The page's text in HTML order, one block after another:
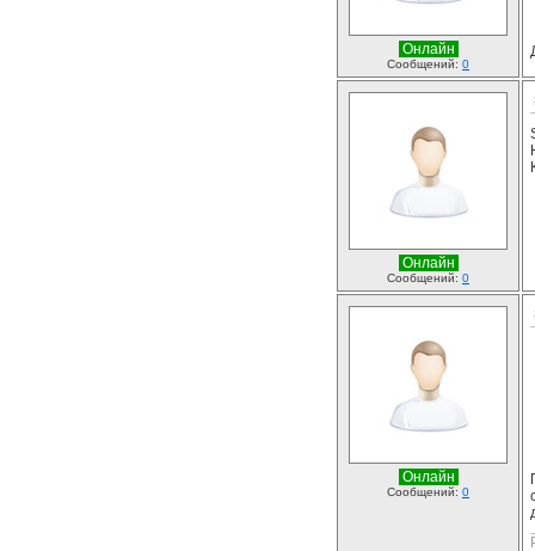
Онлайн
Сообщений: 0
Онлайн
Сообщений: 0
Онлайн
Сообщений: 0